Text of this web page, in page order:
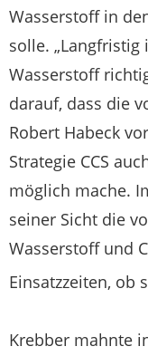
Wasserstoff in
solle. „Langfristig
Wasserstoff
darauf, dass die
Robert Habeck
Strategie CCS
möglich mache.
seiner Sicht die
Wasserstoff und
Einsatzzeiten, ob
Krebber mahnte